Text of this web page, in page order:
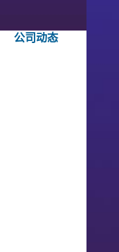
公司动态